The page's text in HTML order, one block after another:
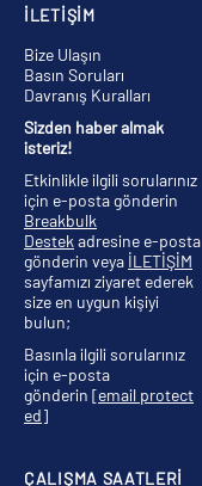
ÇALIŞMA SAATLERİ
İLETİŞİM
Bize Ulaşın
Basın Soruları
Davranış Kuralları
Sizden haber almak
isteriz!
Etkinlikle ilgili sorularınız
için e-posta gönderin
Breakbulk
Destek adresine e-posta
gönderin veya İLETİŞİM
sayfamızı ziyaret ederek
size en uygun kişiyi
bulun;
Basınla ilgili sorularınız
için e-posta
gönderin [email protect
ed]